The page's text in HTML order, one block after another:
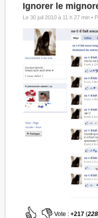
Ignorer le
Le 30 juil 2010 à 11 h 27 min •
Vote :+217 (